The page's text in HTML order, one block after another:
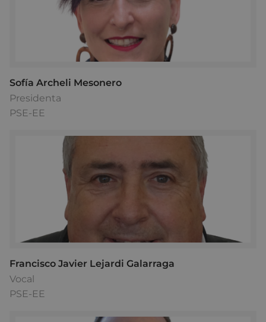
Sofía Archeli Mesonero
Presidenta
PSE-EE
Francisco Javier Lejardi Galarraga
Vocal
PSE-EE